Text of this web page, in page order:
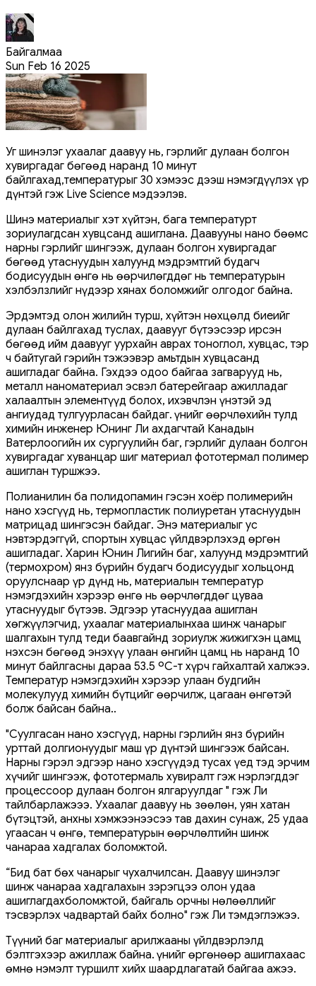
Байгалмаа
Sun Feb 16 2025
Уг шинэлэг ухаалаг даавуу нь, гэрлийг дулаан болгон
хувиргадаг бөгөөд наранд 10 минут
байлгахад,температурыг 30 хэмээс дээш нэмэгдүүлэх үр
дүнтэй гэж Live Science мэдээлэв.
Шинэ материалыг хэт хүйтэн, бага температурт
зориулагдсан хувцсанд ашиглана. Даавууны нано бөөмс
нарны гэрлийг шингээж, дулаан болгон хувиргадаг
бөгөөд утаснуудын халуунд мэдрэмтгий будагч
бодисуудын өнгө нь өөрчилөгддөг нь температурын
хэлбэлзлийг нүдээр хянах боломжийг олгодог байна.
Эрдэмтэд олон жилийн турш, хүйтэн нөхцөлд биеийг
дулаан байлгахад туслах, даавууг бүтээсээр ирсэн
бөгөөд ийм даавууг уурхайн аврах тоноглол, хувцас, тэр
ч байтугай гэрийн тэжээвэр амьтдын хувцасанд
ашигладаг байна. Гэхдээ одоо байгаа загварууд нь,
металл наноматериал эсвэл батерейгаар ажилладаг
халаалтын элементүүд болох, ихэвчлэн үнэтэй эд
ангиудад тулгуурласан байдаг. Үүнийг өөрчлөхийн тулд
химийн инженер Юнинг Ли ахдагчтай Канадын
Ватерлоогийн их сургуулийн баг, гэрлийг дулаан болгон
хувиргадаг хуванцар шиг материал фототермал полимер
ашиглан туршжээ.
Полианилин ба полидопамин гэсэн хоёр полимерийн
нано хэсгүүд нь, термопластик полиуретан утаснуудын
матрицад шингэсэн байдаг. Энэ материалыг ус
нэвтэрдэггүй, спортын хувцас үйлдвэрлэхэд өргөн
ашигладаг. Харин Юнин Лигийн баг, халуунд мэдрэмтгий
(термохром) янз бүрийн будагч бодисуудыг хольцонд
оруулснаар үр дүнд нь, материалын температур
нэмэгдэхийн хэрээр өнгө нь өөрчлөгддөг цуваа
утаснуудыг бүтээв. Эдгээр утаснуудаа ашиглан
хөгжүүлэгчид, ухаалаг материалынхаа шинж чанарыг
шалгахын тулд теди баавгайнд зориулж жижигхэн цамц
нэхсэн бөгөөд энэхүү улаан өнгийн цамц нь наранд 10
минут байлгасны дараа 53.5 ºC-т хүрч гайхалтай халжээ.
Температур нэмэгдэхийн хэрээр улаан будгийн
молекулууд химийн бүтцийг өөрчилж, цагаан өнгөтэй
болж байсан байна..
"Суулгасан нано хэсгүүд, нарны гэрлийн янз бүрийн
урттай долгионуудыг маш үр дүнтэй шингээж байсан.
Нарны гэрэл эдгээр нано хэсгүүдэд тусах үед тэд эрчим
хүчийг шингээж, фототермаль хувиралт гэж нэрлэгддэг
процессоор дулаан болгон ялгаруулдаг " гэж Ли
тайлбарлажэээ. Ухаалаг даавуу нь зөөлөн, уян хатан
бүтэцтэй, анхны хэмжээнээсээ тав дахин сунаж, 25 удаа
угаасан ч өнгө, температурын өөрчлөлтийн шинж
чанараа хадгалах боломжтой.
“Бид бат бөх чанарыг чухалчилсан. Даавуу шинэлэг
шинж чанараа хадгалахын зэрэгцээ олон удаа
ашиглагдахболомжтой, байгаль орчны нөлөөллийг
тэсвэрлэх чадвартай байх болно" гэж Ли тэмдэглэжээ.
Түүний баг материалыг арилжааны үйлдвэрлэлд
бэлтгэхээр ажиллаж байна. Үүнийг өргөнөөр ашиглахаас
өмнө нэмэлт туршилт хийх шаардлагатай байгаа ажээ.